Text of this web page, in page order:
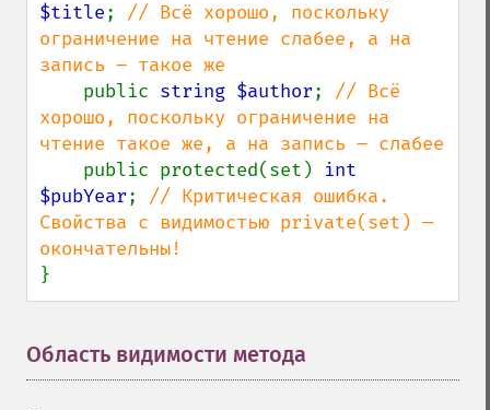
$title; // Всё хорошо, поскольку
ограничение на чтение слабее, а на
запись – такое же
public string $author; // Всё
хорошо, поскольку ограничение на
чтение такое же, а на запись – слабее
public protected(set) int
$pubYear; // Критическая ошибка.
Свойства с видимостью private(set) —
}
Область видимости метода